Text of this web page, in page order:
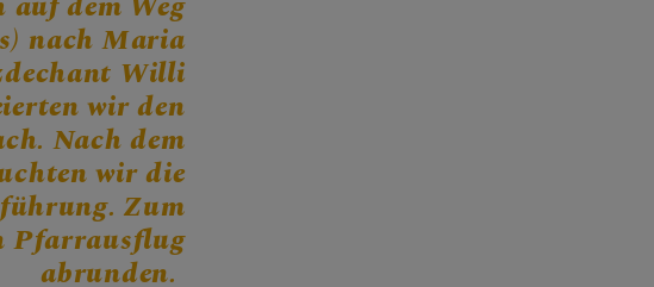
nach Maria
Willi
wir den
Nach dem
wir die
Zum
Pfarrausflug
abrunden.